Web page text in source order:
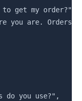
get my order?",
you are.
you use?",